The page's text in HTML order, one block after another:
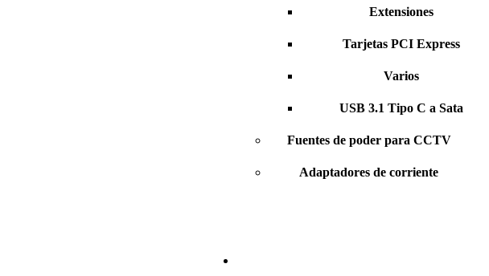
Extensiones
Tarjetas PCI Express
Varios
USB 3.1 Tipo C a Sata
Fuentes de poder para CCTV
Adaptadores de corriente